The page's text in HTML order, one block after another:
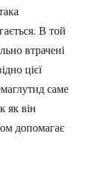
В той
втрачені
цієї
саме
як він
допомагає